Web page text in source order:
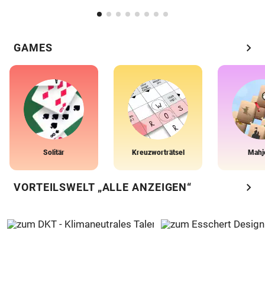
GAMES chevron_right
Solitär Kreuzworträtsel
VORTEILSWELT „ALLE ANZEIGEN“ chevron_right